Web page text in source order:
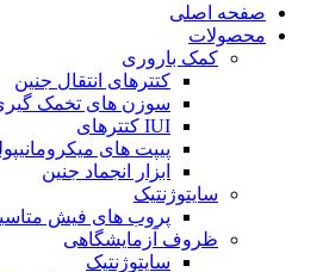
صفحه اصلی
محصولات
کمک باروری
کتترهای انتقال جنین
سوزن های تخمک
IUI کتترهای
پیپت های
ابزار انجماد جنین
سایتوژنتیک
پروب های فیش
ظروف آزمایشگاهی
سایتوژنتیک